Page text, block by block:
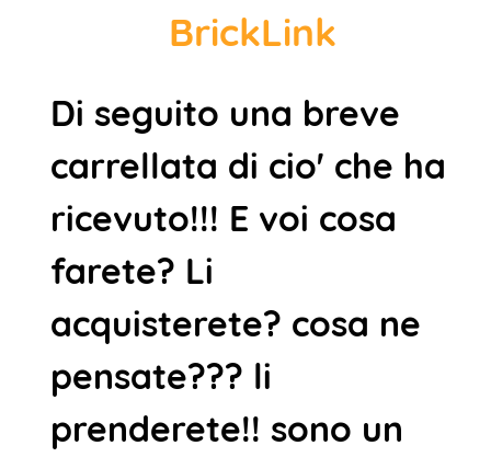
BrickLink
Di seguito una breve
carrellata di cio' che ha
ricevuto!!! E voi cosa
farete? Li
acquisterete? cosa ne
pensate??? li
prenderete!! sono un